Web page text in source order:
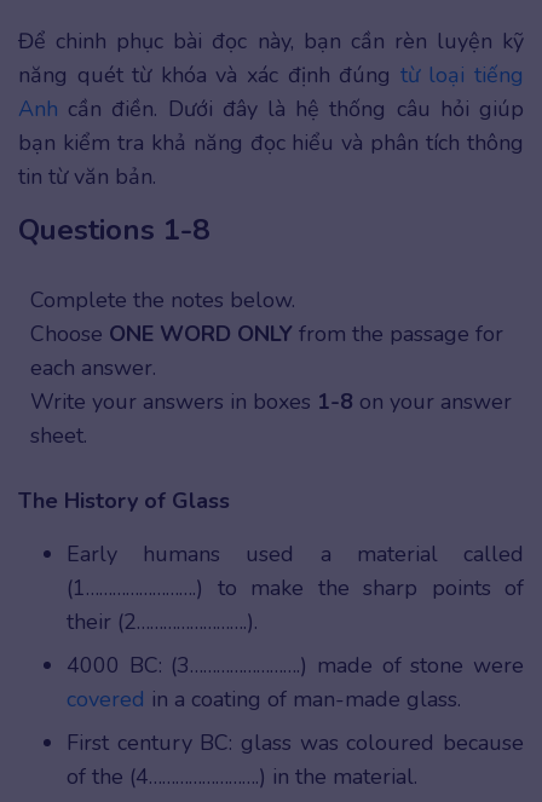
Để chinh phục bài đọc này, bạn cần rèn luyện kỹ
năng quét từ khóa và xác định đúng từ loại tiếng
Anh cần điền. Dưới đây là hệ thống câu hỏi giúp
bạn kiểm tra khả năng đọc hiểu và phân tích thông
tin từ văn bản.
Questions 1-8
Complete the notes below.
Choose ONE WORD ONLY from the passage for
each answer.
Write your answers in boxes 1-8 on your answer
sheet.
The History of Glass
Early humans used a material called
(1…………………….) to make the sharp points of
their (2…………………….).
4000 BC: (3…………………….) made of stone were
covered in a coating of man-made glass.
First century BC: glass was coloured because
of the (4…………………….) in the material.